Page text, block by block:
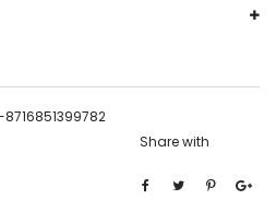
Share with